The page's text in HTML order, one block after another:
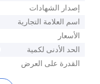
إصدار الشهادات
اسم العلامة التجارية
الأسعار
الحد الأدنى لكمية
القدرة على العرض